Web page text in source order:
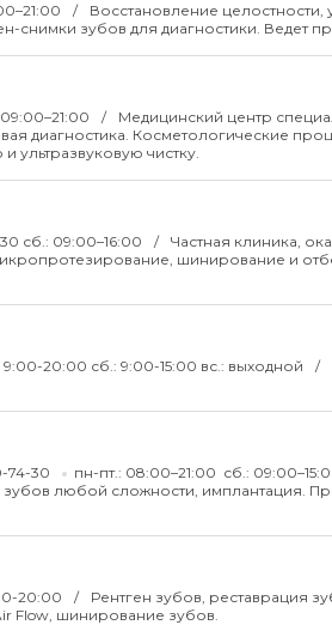
Восстановление целостности,
снимки зубов для диагностики. Ведет
Медицинский центр
диагностика. Косметологические
ультразвуковую чистку.
сб.: 09:00–16:00
Частная клиника,
шинирование и
9:00-20:00 сб.: 9:00-15:00 вс.: выходной
74-30 пн-пт.: 08:00–21:00 сб.:
зубов любой сложности, имплантация.
20:00
Рентген зубов, реставрация
Flow, шинирование зубов.